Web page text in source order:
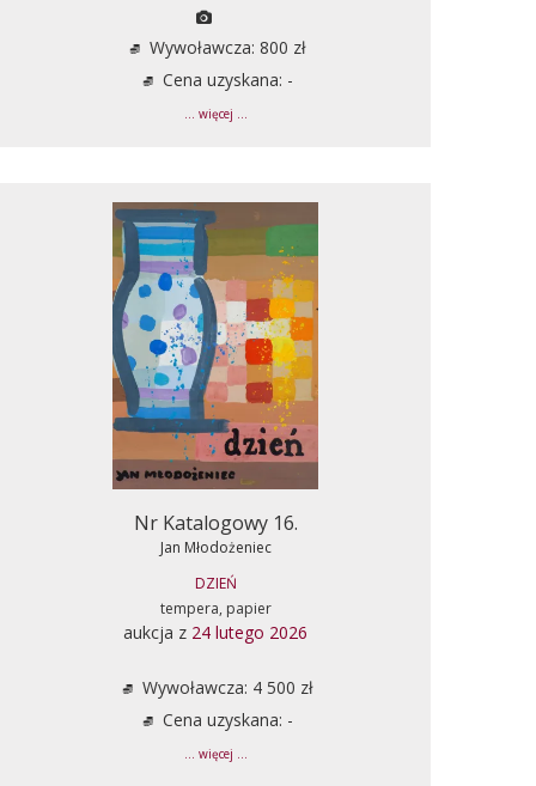
Wywoławcza: 800 zł
Cena uzyskana: -
... więcej ...
Nr Katalogowy 16.
Jan Młodożeniec
DZIEŃ
tempera, papier
aukcja z 24 lutego 2026
Wywoławcza: 4 500 zł
Cena uzyskana: -
... więcej ...